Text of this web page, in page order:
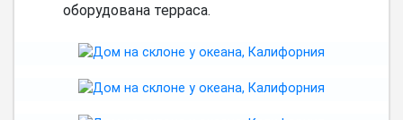
оборудована терраса.